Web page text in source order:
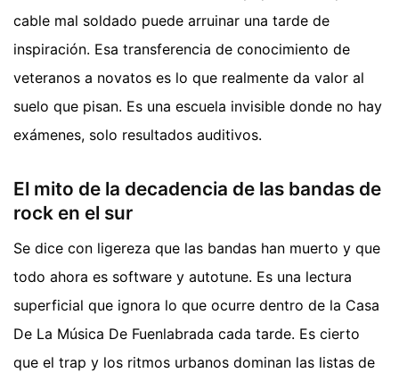
cable mal soldado puede arruinar una tarde de
inspiración. Esa transferencia de conocimiento de
veteranos a novatos es lo que realmente da valor al
suelo que pisan. Es una escuela invisible donde no hay
exámenes, solo resultados auditivos.
El mito de la decadencia de las bandas de
rock en el sur
Se dice con ligereza que las bandas han muerto y que
todo ahora es software y autotune. Es una lectura
superficial que ignora lo que ocurre dentro de la Casa
De La Música De Fuenlabrada cada tarde. Es cierto
que el trap y los ritmos urbanos dominan las listas de